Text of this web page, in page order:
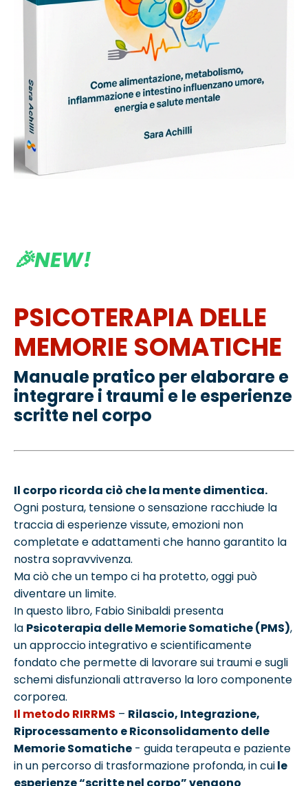
🎉NEW!
PSICOTERAPIA DELLE
MEMORIE SOMATICHE
Manuale pratico per elaborare e
integrare i traumi e le esperienze
scritte nel corpo
Il corpo ricorda ciò che la mente dimentica.
Ogni postura, tensione o sensazione racchiude la
traccia di esperienze vissute, emozioni non
completate e adattamenti che hanno garantito la
nostra sopravvivenza.
Ma ciò che un tempo ci ha protetto, oggi può
diventare un limite.
In questo libro, Fabio Sinibaldi presenta
la Psicoterapia delle Memorie Somatiche (PMS),
un approccio integrativo e scientificamente
fondato che permette di lavorare sui traumi e sugli
schemi disfunzionali attraverso la loro componente
corporea.
Il metodo RIRRMS – Rilascio, Integrazione,
Riprocessamento e Riconsolidamento delle
Memorie Somatiche - guida terapeuta e paziente
in un percorso di trasformazione profonda, in cuile